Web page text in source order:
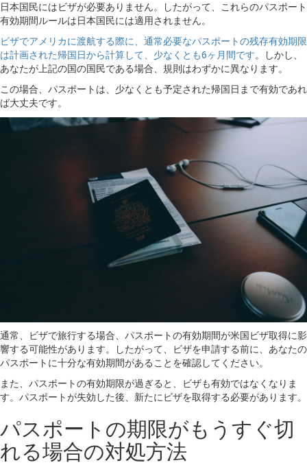
日本国民にはビザが必要ありません。したがって、これらのパスポート
有効期間ルールは日本国民には適用されません。
ビザでアメリカに渡航する際に、通常必要なパスポートの残存有効期限
は計画された帰国日から計算して、少なくとも6ヶ月間です。しかし、
あなたが上記の国の国民である場合、規則はわずかに異なります。
この場合、パスポートは、少なくとも予定された帰国日まで有効であれ
ば大丈夫です。
通常、ビザで旅行する場合、パスポートの有効期間が米国ビザ取得に影
響する可能性があります。したがって、ビザを申請する前に、あなたの
パスポートに十分な有効期間があることを確認してください。
また、パスポートの有効期限が過ぎると、ビザも有効ではなくなりま
す。パスポートが失効した後、新たにビザを取得する必要があります。
パスポートの期限がもうすぐ切
れる場合の対処方法